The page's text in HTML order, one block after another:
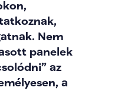
Nem
panelek
az
a